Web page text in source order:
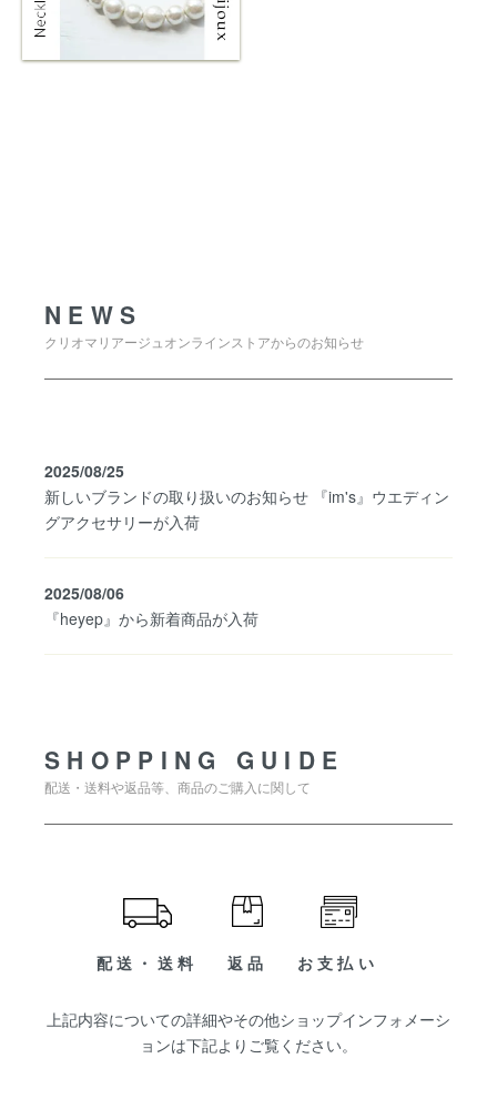
NEWS
クリオマリアージュオンラインストアからのお知らせ
2025/08/25
新しいブランドの取り扱いのお知らせ 『im's』ウエディン
グアクセサリーが入荷
2025/08/06
『heyep』から新着商品が入荷
SHOPPING GUIDE
配送・送料や返品等、商品のご購入に関して
配送・送料 返品 お支払い
上記内容についての詳細やその他ショップインフォメーシ
ョンは下記よりご覧ください。